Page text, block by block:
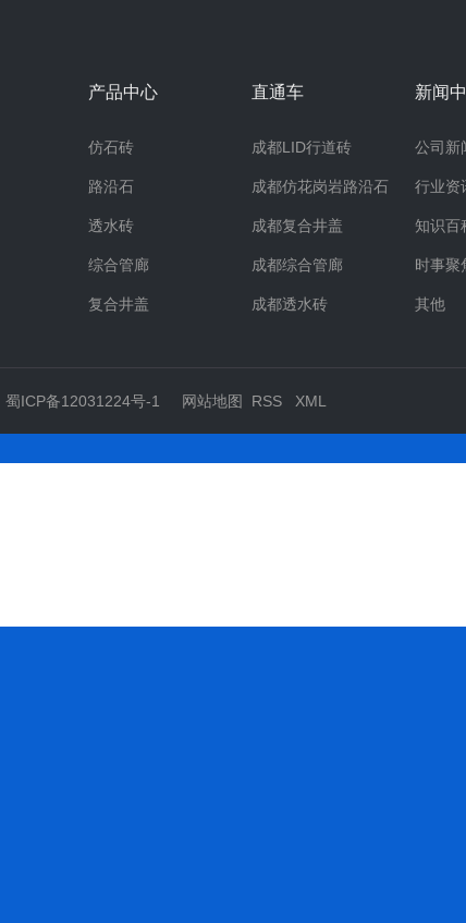
产品中心
仿石砖
路沿石
透水砖
综合管廊
复合井盖
直通车
成都LID行道砖
成都仿花岗岩路沿石
成都复合井盖
成都综合管廊
成都透水砖
新闻
公司新
行业资
知识百
时事聚
其他
蜀ICP备12031224号-1 网站地图 RSS XML